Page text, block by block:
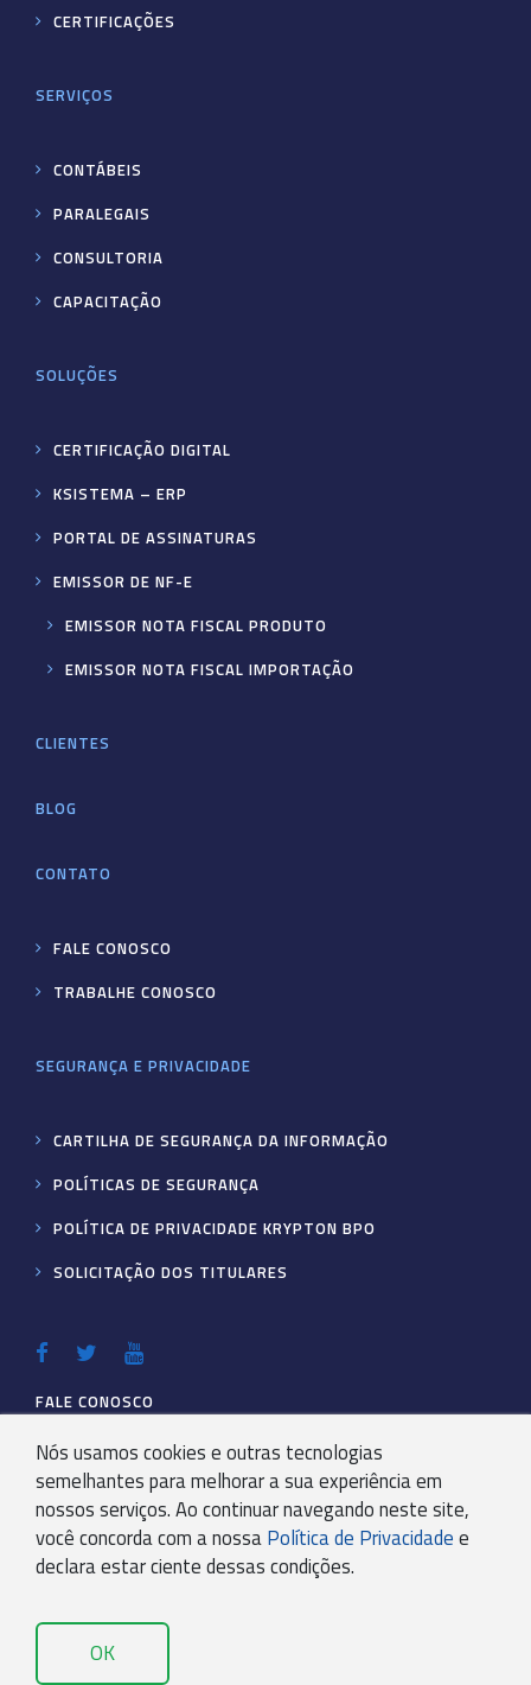
Nós usamos cookies e outras tecnologias
semelhantes para melhorar a sua experiência em
nossos serviços. Ao continuar navegando neste site,
você concorda com a nossa Política de Privacidade e
declara estar ciente dessas condições.
OK
CERTIFICAÇÕES
SERVIÇOS
CONTÁBEIS
PARALEGAIS
CONSULTORIA
CAPACITAÇÃO
SOLUÇÕES
CERTIFICAÇÃO DIGITAL
KSISTEMA – ERP
PORTAL DE ASSINATURAS
EMISSOR DE NF-E
EMISSOR NOTA FISCAL PRODUTO
EMISSOR NOTA FISCAL IMPORTAÇÃO
CLIENTES
BLOG
CONTATO
FALE CONOSCO
TRABALHE CONOSCO
SEGURANÇA E PRIVACIDADE
CARTILHA DE SEGURANÇA DA INFORMAÇÃO
POLÍTICAS DE SEGURANÇA
POLÍTICA DE PRIVACIDADE KRYPTON BPO
SOLICITAÇÃO DOS TITULARES
FALE CONOSCO
sou cliente ainda não sou cliente